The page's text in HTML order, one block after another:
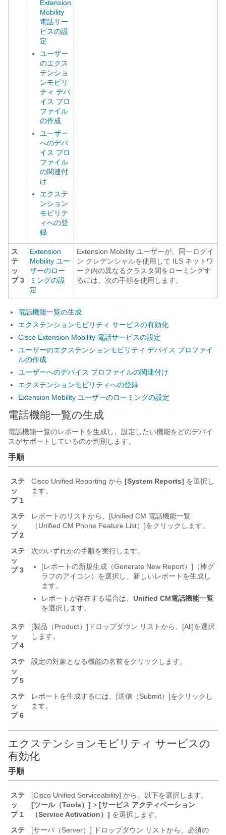
Extension
Mobility
電話サー
ビスの設
定
ユーザー
のエクス
テンショ
ンモビリ
ティ デバ
イス プロ
ファイル
の作成
ユーザー
へのデバ
イス プロ
ファイル
の関連付
け
エクステ
ンション
モビリテ
ィへの登
録
ス
テ
ッ
プ 3
Extension
Mobility ユー
ザーのロー
ミングの設
定
Extension Mobility ユーザーが、同一ログイ
ン クレデンシャルを使用して ILS ネットワ
ーク内の異なるクラスタ間をローミングす
るには、次の手順を使用します。
電話機能一覧の生成
エクステンションモビリティ サービスの有効化
Cisco Extension Mobility 電話サービスの設定
ユーザーのエクステンションモビリティ デバイス プロファイ
ルの作成
ユーザーへのデバイス プロファイルの関連付け
エクステンションモビリティへの登録
Extension Mobility ユーザーのローミングの設定
電話機能一覧の生成
電話機能一覧のレポートを生成し、設定したい機能をどのデバイ
スがサポートしているのか判別します。
手順
ステ
ッ
プ 1
Cisco Unified Reporting から [System Reports] を選択し
ます。
ステ
ッ
プ 2
レポートのリストから、[Unified CM 電話機能一覧
（Unified CM Phone Feature List）]をクリックします。
ステ
ッ
プ 3
次のいずれかの手順を実行します。
[レポートの新規生成（Generate New Report）] （棒グ
ラフのアイコン）を選択し、新しいレポートを生成し
ます。
レポートが存在する場合は、 Unified CM電話機能一覧
を選択します。
ステ
ッ
プ 4
[製品（Product）] ドロップダウン リストから、[All]を選択
します。
ステ
ッ
プ 5
設定の対象となる機能の名前をクリックします。
ステ
ッ
プ 6
レポートを生成するには、[送信（Submit）]をクリックし
ます。
エクステンションモビリティ サービスの
有効化
手順
ステ
ッ
プ 1
[Cisco Unified Serviceability] から、以下を選択します。
[ツール（Tools）] > [サービス アクティベーション
（Service Activation）] を選択します。
ステ
[サーバ（Server）] ドロップダウン リストから、 必須の